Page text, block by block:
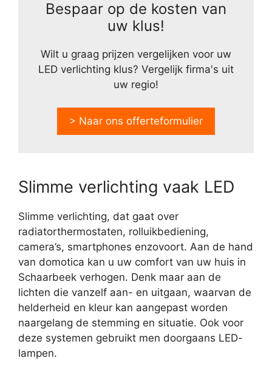
Bespaar op de kosten van
uw klus!
Wilt u graag prijzen vergelijken voor uw
LED verlichting klus? Vergelijk firma's uit
uw regio!
> Naar ons offerteformulier
Slimme verlichting vaak LED
Slimme verlichting, dat gaat over
radiatorthermostaten, rolluikbediening,
camera’s, smartphones enzovoort. Aan de hand
van domotica kan u uw comfort van uw huis in
Schaarbeek verhogen. Denk maar aan de
lichten die vanzelf aan- en uitgaan, waarvan de
helderheid en kleur kan aangepast worden
naargelang de stemming en situatie. Ook voor
deze systemen gebruikt men doorgaans LED-
lampen.